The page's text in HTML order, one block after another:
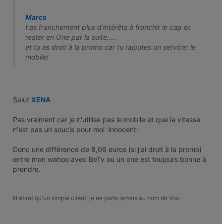
Marcs
t'as franchement plus d'intérêts à franchir le cap et
rester en One par la suite.....
et tu as droit à la promo car tu rajoutes un service: le
mobile!
Salut XENA
Pas vraiment car je n'utilise pas le mobile et que la vitesse
n'est pas un soucis pour moi :innocent:
Donc une différence de 8,06 euros (si j'ai droit à la promo)
entre mon wahoo avec BeTv ou un one est toujours bonne à
prendre.
N'étant qu'un simple client, je ne parle jamais au nom de Voo